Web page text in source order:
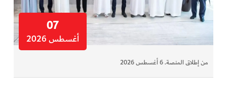
07
أغسطس 2026
من إطلاق المنصة. 6 أغسطس 2026